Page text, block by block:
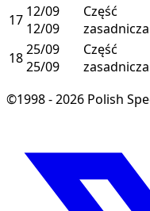
17 12/09
12/09
Część
zasadnicza
1825/09
25/09
Część
zasadnicza
©1998 - 2026 Polish